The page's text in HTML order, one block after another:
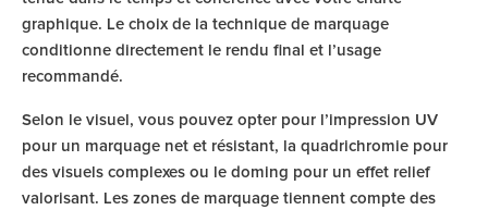
graphique. Le choix de la technique de marquage
conditionne directement le rendu final et l’usage
recommandé.
Selon le visuel, vous pouvez opter pour l’impression UV
pour un marquage net et résistant, la quadrichromie pour
des visuels complexes ou le doming pour un effet relief
valorisant. Les zones de marquage tiennent compte des